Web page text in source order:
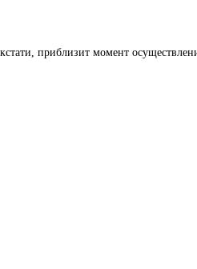
приблизит момент